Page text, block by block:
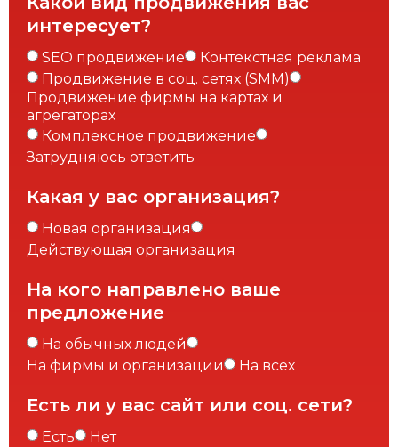
интересует?
SEO продвижение
Контекстная реклама
Продвижение в соц. сетях (SMM)
Продвижение фирмы на картах и
агрегаторах
Комплексное продвижение
Затрудняюсь ответить
Какая у вас организация?
Новая организация
Действующая организация
На кого направлено ваше
предложение
На обычных людей
На фирмы и организации
На всех
Есть ли у вас сайт или соц. сети?
Есть Нет